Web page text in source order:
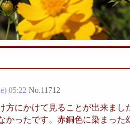
05:22 No.11712
方にかけて見ることが出来まし
かったです。赤銅色に染まった